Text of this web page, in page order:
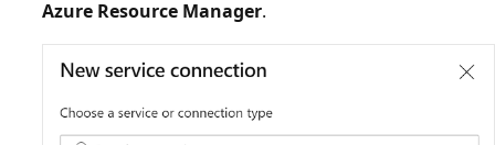
Azure Resource Manager.